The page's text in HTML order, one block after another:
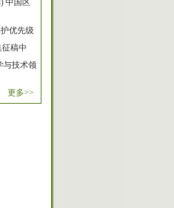
中国区
优先级
征稿中
与技术领
更多>>